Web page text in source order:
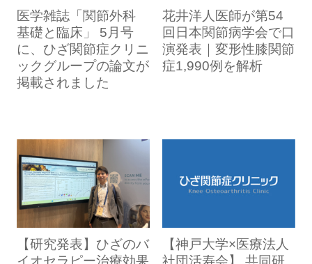
医学雑誌「関節外科
基礎と臨床」 5月号
に、ひざ関節症クリニ
ックグループの論文が
掲載されました
花井洋人医師が第54
回日本関節病学会で口
演発表｜変形性膝関節
症1,990例を解析
【研究発表】ひざのバ
イオセラピー治療効果
【神戸大学×医療法人
社団活寿会】 共同研